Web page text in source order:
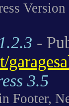
-
3.5
Footer,